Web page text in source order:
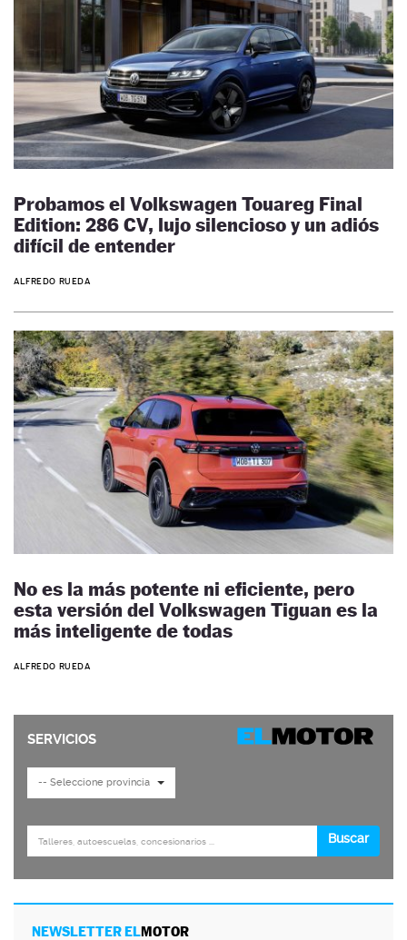
Probamos el Volkswagen Touareg Final
Edition: 286 CV, lujo silencioso y un adiós
difícil de entender
ALFREDO RUEDA
No es la más potente ni eficiente, pero
esta versión del Volkswagen Tiguan es la
más inteligente de todas
ALFREDO RUEDA
NEWSLETTER ELMOTOR